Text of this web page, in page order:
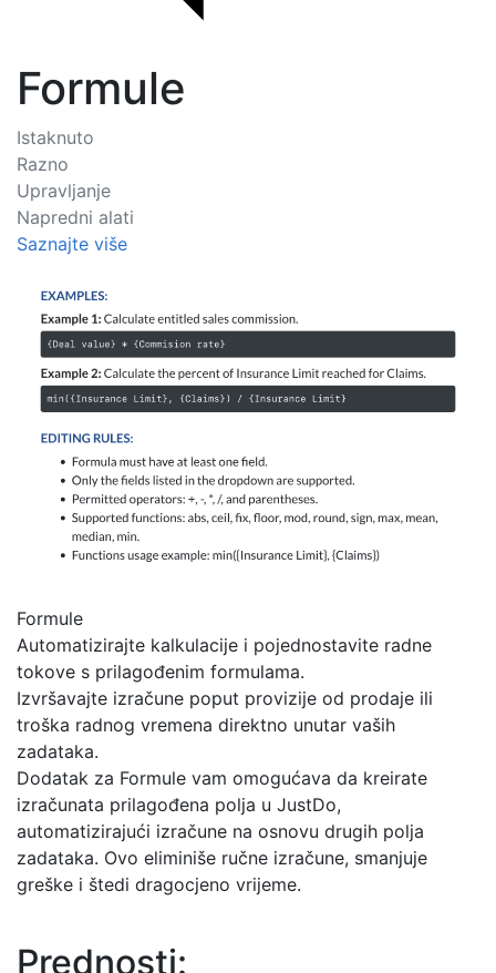
Formule
Istaknuto
Razno
Upravljanje
Napredni alati
Saznajte više
Formule
Automatizirajte kalkulacije i pojednostavite radne
tokove s prilagođenim formulama.
Izvršavajte izračune poput provizije od prodaje ili
troška radnog vremena direktno unutar vaših
zadataka.
Dodatak za Formule vam omogućava da kreirate
izračunata prilagođena polja u JustDo,
automatizirajući izračune na osnovu drugih polja
zadataka. Ovo eliminiše ručne izračune, smanjuje
greške i štedi dragocjeno vrijeme.
Prednosti: